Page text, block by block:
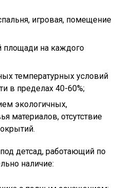
игровая, помещение
площади на каждого
температурных условий
в пределах 40-60%;
экологичных,
материалов, отсутствие
детсад, работающий по
наличие: